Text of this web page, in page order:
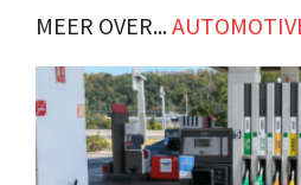
MEER OVER...